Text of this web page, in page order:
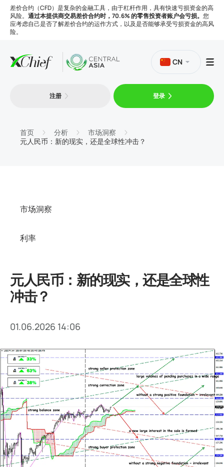
差价合约（CFD）是复杂的金融工具，由于杠杆作用，具有快速亏损资金的高
风险。 通过本提供商交易差价合约时，70.6% 的零售投资者账户会亏损。 您
应考虑自己是否了解差价合约的运作方式，以及是否能够承受亏损资金的高风
险。
平台
CN
注册 登录
首页 分析
市场洞察
元人民币：新的现实，还是全球性冲击？
市场洞察
利率
元人民币：新的现实，还是全球性
冲击？
01.06.2026 14:06